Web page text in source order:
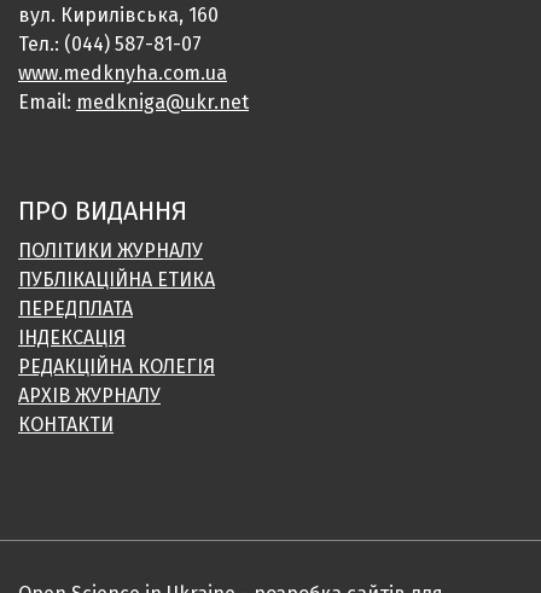
вул. Кирилівська, 160
Тел.: (044) 587-81-07
www.medknyha.com.ua
Email: medkniga@ukr.net
ПРО ВИДАННЯ
ПОЛІТИКИ ЖУРНАЛУ
ПУБЛІКАЦІЙНА ЕТИКА
ПЕРЕДПЛАТА
ІНДЕКСАЦІЯ
РЕДАКЦІЙНА КОЛЕГІЯ
АРХІВ ЖУРНАЛУ
КОНТАКТИ